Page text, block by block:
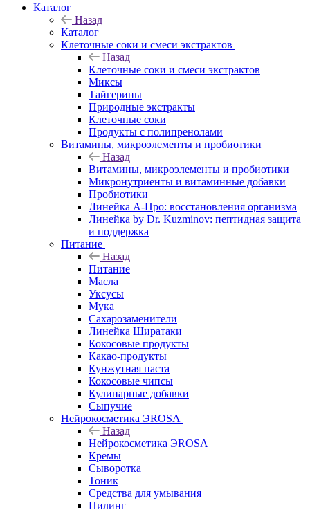
Каталог
Назад
Каталог
Клеточные соки и смеси экстрактов
Назад
Клеточные соки и смеси экстрактов
Миксы
Тайгерины
Природные экстракты
Клеточные соки
Продукты с полипренолами
Витамины, микроэлементы и пробиотики
Назад
Витамины, микроэлементы и пробиотики
Микронутриенты и витаминные добавки
Пробиотики
Линейка А-Про: восстановления организма
Линейка by Dr. Kuzminov: пептидная защита
и поддержка
Питание
Назад
Питание
Масла
Уксусы
Мука
Сахарозаменители
Линейка Ширатаки
Кокосовые продукты
Какао-продукты
Кунжутная паста
Кокосовые чипсы
Кулинарные добавки
Сыпучие
Нейрокосметика ЭROSA
Назад
Нейрокосметика ЭROSA
Кремы
Сыворотка
Тоник
Средства для умывания
Пилинг